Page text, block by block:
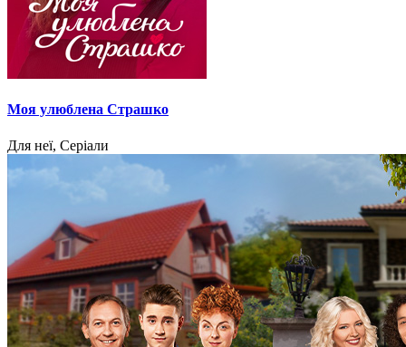
Моя улюблена Страшко
Для неї, Серіали